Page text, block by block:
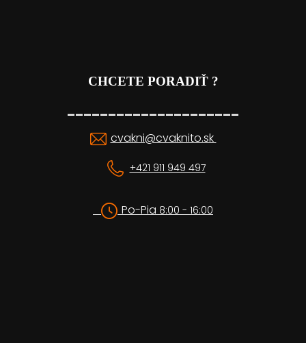
CHCETE PORADIŤ ?
_____________________
cvakni@cvaknito.sk
+421 911 949 497
Po-Pia 8:00 - 16:00